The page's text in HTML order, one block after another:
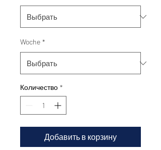
Woche *
Количество *
Добавить в корзину